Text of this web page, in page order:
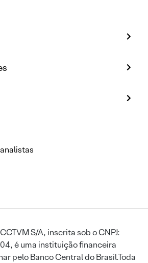
S/A, inscrita sob o CNPJ:
é uma instituição financeira
pelo Banco Central do Brasil.Toda